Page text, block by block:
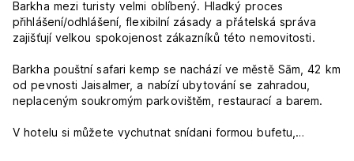
Barkha mezi turisty velmi oblíbený. Hladký proces
přihlášení/odhlášení, flexibilní zásady a přátelská správa
zajišťují velkou spokojenost zákazníků této nemovitosti.
Barkha pouštní safari kemp se nachází ve městě Sām, 42 km
od pevnosti Jaisalmer, a nabízí ubytování se zahradou,
neplaceným soukromým parkovištěm, restaurací a barem.
V hotelu si můžete vychutnat snídani formou bufetu,